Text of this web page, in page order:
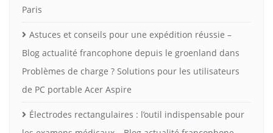
Paris
Astuces et conseils pour une expédition réussie –
Blog actualité francophone depuis le groenland dans
Problèmes de charge ? Solutions pour les utilisateurs
de PC portable Acer Aspire
Électrodes rectangulaires : l’outil indispensable pour